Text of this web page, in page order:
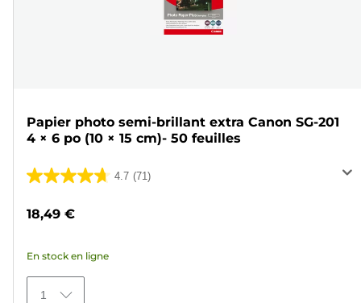
Papier photo semi-brillant extra Canon SG-201
4 × 6 po (10 × 15 cm)- 50 feuilles
4.7 (71)
4.7
5
71
avis
18,49 €
En stock en ligne
1